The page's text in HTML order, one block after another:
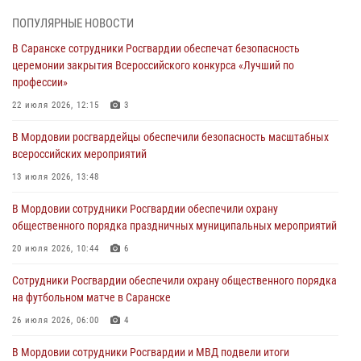
06 августа 2026, 07:03
В Саранске по обращению жителей правоохранители отреагировали
незамедлительно
05 августа 2026, 15:04
подозреваемого в причинении телесных повреждений супруге
05 августа 2026, 12:34
проведения масштабного праздника в Темникове
05 августа 2026, 09:04 4
разрешительной работы передал очередную партию вооружения в
зону СВО
04 августа 2026, 11:13
ПОПУЛЯРНЫЕ НОВОСТИ
В Саранске сотрудники Росгвардии обеспечат безопасность
церемонии закрытия Всероссийского конкурса «Лучший по
профессии»
22 июля 2026, 12:15 3
В Мордовии росгвардейцы обеспечили безопасность масштабных
всероссийских мероприятий
13 июля 2026, 13:48
В Мордовии сотрудники Росгвардии обеспечили охрану
общественного порядка праздничных муниципальных мероприятий
20 июля 2026, 10:44 6
Сотрудники Росгвардии обеспечили охрану общественного порядка
на футбольном матче в Саранске
26 июля 2026, 06:00 4
В Мордовии сотрудники Росгвардии и МВД подвели итоги